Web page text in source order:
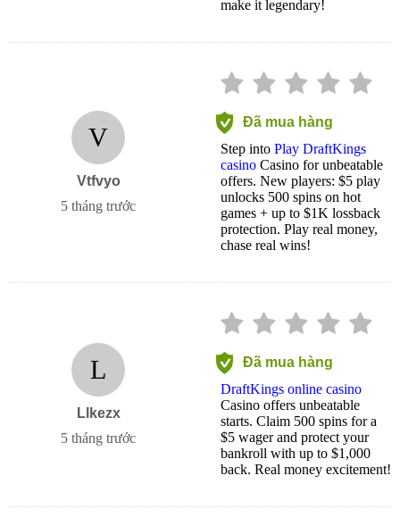
make it legendary!
V
Vtfvyo
5 tháng trước
Đã mua hàng
Step into Play DraftKings
casino Casino for unbeatable
offers. New players: $5 play
unlocks 500 spins on hot
games + up to $1K lossback
protection. Play real money,
chase real wins!
L
Llkezx
5 tháng trước
Đã mua hàng
DraftKings online casino
Casino offers unbeatable
starts. Claim 500 spins for a
$5 wager and protect your
bankroll with up to $1,000
back. Real money excitement!